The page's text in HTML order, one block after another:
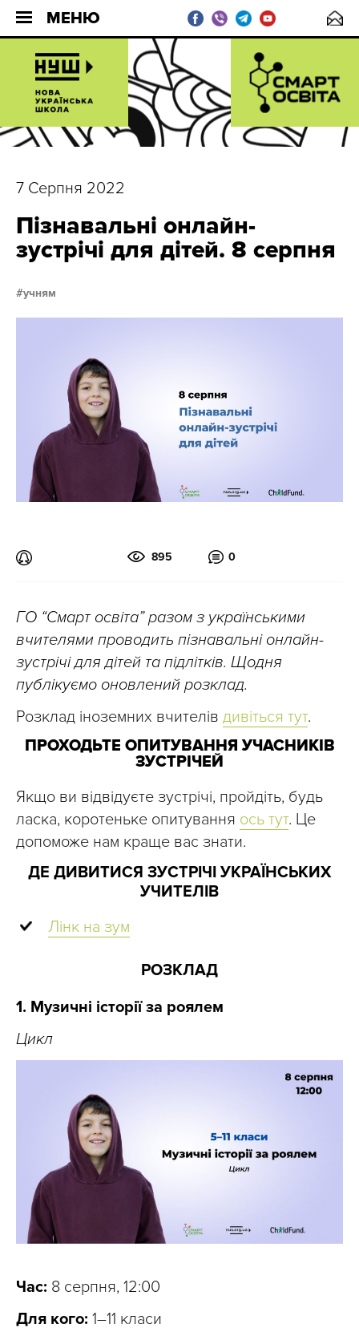
МЕНЮ
7 Серпня 2022
Пізнавальні онлайн-
зустрічі для дітей. 8 серпня
учням
895 0
ГО “Смарт освіта” разом з українськими
вчителями проводить пізнавальні онлайн-
зустрічі для дітей та підлітків. Щодня
публікуємо оновлений розклад.
Розклад іноземних вчителів дивіться тут.
ПРОХОДЬТЕ ОПИТУВАННЯ УЧАСНИКІВ
ЗУСТРІЧЕЙ
Якщо ви відвідуєте зустрічі, пройдіть, будь
ласка, коротеньке опитування ось тут. Це
допоможе нам краще вас знати.
ДЕ ДИВИТИСЯ ЗУСТРІЧІ УКРАЇНСЬКИХ
УЧИТЕЛІВ
Лінк на зум
РОЗКЛАД
1. Музичні історії за роялем
Цикл
Час: 8 серпня, 12:00
Для кого: 1–11 класи